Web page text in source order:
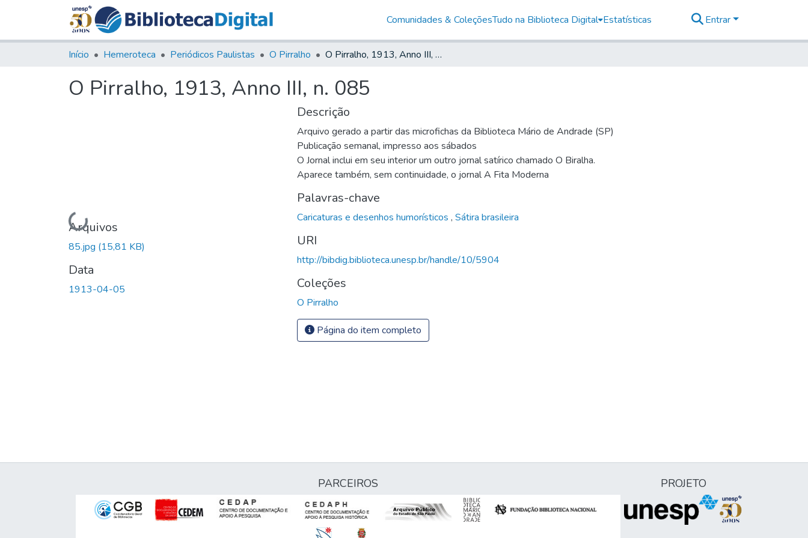
Comunidades & ColeçõesTudo na Biblioteca Digital Estatísticas Entrar
Início Hemeroteca Periódicos Paulistas O Pirralho O Pirralho, 1913, Anno III, n. 085
O Pirralho, 1913, Anno III, n. 085
Carregando...
Arquivos
85.jpg (15,81 KB)
Data
1913-04-05
Descrição
Arquivo gerado a partir das microfichas da Biblioteca Mário de Andrade (SP)
Publicação semanal, impresso aos sábados
O Jornal inclui em seu interior um outro jornal satírico chamado O Biralha.
Aparece também, sem continuidade, o jornal A Fita Moderna
Palavras-chave
Caricaturas e desenhos humorísticos , Sátira brasileira
URI
http://bibdig.biblioteca.unesp.br/handle/10/5904
Coleções
O Pirralho
Página do item completo
PARCEIROS PROJETO